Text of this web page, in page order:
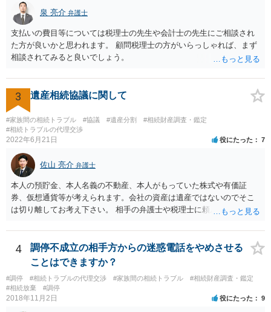
なぜ調停を申し立てたのか(例えば、あかささんと話合いが出来ない／
決裂した、など)や亡くなった方・あかささん・お姉さん間の事情やい
きさつなどが書かれていると思うので、あかささんから見てそれは違
うと感じるところは、どのように違うのか、など書くとよいです。 そ
の他、お姉さんの申立書には書かれていないけど、どのように遺産を
った等)、それも書くとよいです。 書かない方が良いと思うことは、遺
産分割に関係ない(と思われる)いきさつを沢山盛り込むことだと考えま
す(あくまで遺産分割に関係することに留める方が、裁判所や調停委員
の方に事情を理解してもらいやすいと思います)。
泉 亮介 弁護士
支払いの費目等については税理士の先生や会計士の先生にご相談され
た方が良いかと思われます。 顧問税理士の方がいらっしゃれば、まず
相談されてみると良いでしょう。
3 遺産相続協議に関して
#家族間の相続トラブル #協議 #遺産分割
#相続財産調査・鑑定
#相続トラブルの代理交渉
2022年6月21日 役にたった 7
佐山 亮介 弁護士
本人の預貯金、本人名義の不動産、本人がもっていた株式や有価証
券、仮想通貨等が考えられます。会社の資産は遺産ではないのでそこ
は切り離してお考え下さい。 相手の弁護士や税理士に頼んでも守秘義
意に開示を求め、応じなければ「調査嘱託」という手続きを使って銀
行等に照会をかけることになるでしょう。 不動産は、相続登記が済ん
でいなければ市役所ないし区役所に、お子様と義父様のつながりがわ
かる戸籍一式を揃えてもちこみ、「名寄せ」という手続きをすると、
分かると思います。遺産分割協議書の偽造等により既に相続登記され
てしまっている場合は、住所などに当たりをつけて登記名義を調べて
4
調停不成立の相手方からの迷惑電話をやめさせる
ことはできますか？
#調停 #相続トラブルの代理交渉 #家族間の相続トラブル
#相続財産調査・鑑定
#相続放棄
#調停
2018年11月2日 役にたった 9